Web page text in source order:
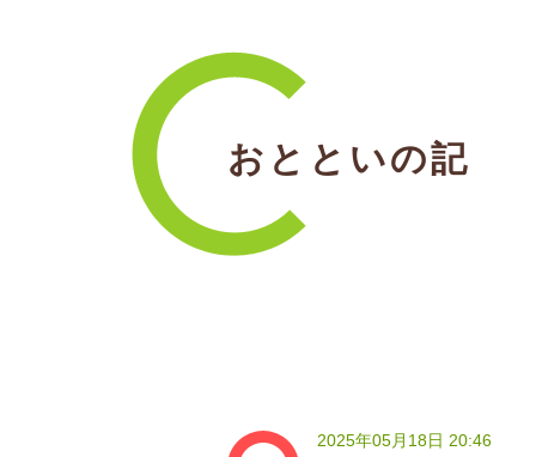
おとといの記
2025年05月18日 20:46